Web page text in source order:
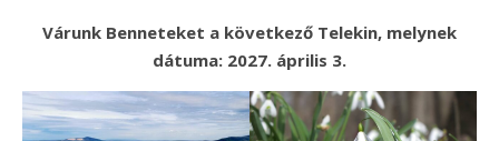
Várunk Benneteket a következő Telekin, melynek
dátuma: 2027. április 3.